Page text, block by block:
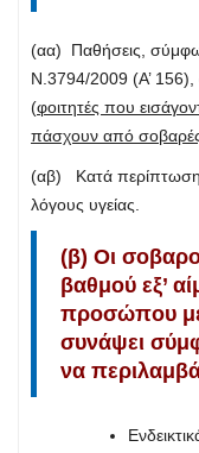
(αα) Παθήσεις,
Ν.3794/2009 (Α’ 156),
(φοιτητές που
πάσχουν από
(αβ) Κατά περίπτωση,
λόγους υγείας.
(β) Οι
βαθμού εξ’
προσώπου με
συνάψει
να